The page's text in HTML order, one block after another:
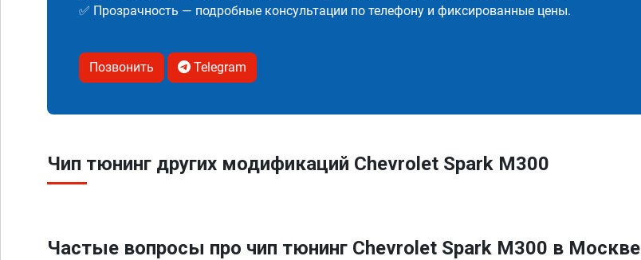
✅ Прозрачность — подробные консультации по телефону и фиксированные цены.
Позвонить Telegram
Чип тюнинг других модификаций Chevrolet Spark M300
Частые вопросы про чип тюнинг Chevrolet Spark M300 в Москве